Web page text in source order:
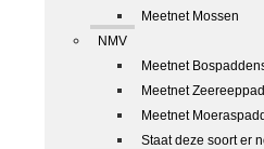
Meetnet Mossen
NMV
Meetnet
Meetnet
Meetnet
Staat deze soort er